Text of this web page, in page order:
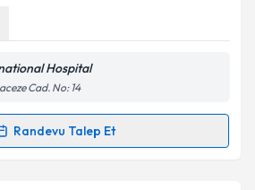
işlenmesine ilişkin
kabul ediyorum.
Hospital
Cad. No: 14
Randevu Talep Et
Talebi